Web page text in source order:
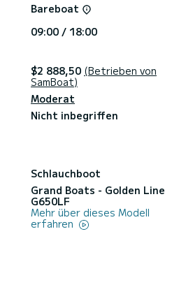
Bareboat
09:00 / 18:00
$2 888,50 (Betrieben von
SamBoat)
Moderat
Nicht inbegriffen
Schlauchboot
Grand Boats - Golden Line
G650LF
Mehr über dieses Modell
erfahren